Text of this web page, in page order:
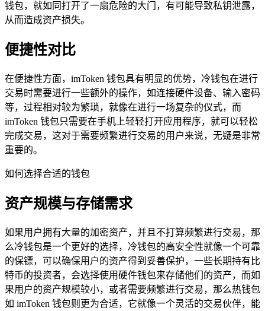
钱包，就如同打开了一扇危险的大门，有可能导致私钥泄露，
从而造成资产损失。
便捷性对比
在便捷性方面，imToken 钱包具有明显的优势，冷钱包在进行
交易时需要进行一些额外的操作，如连接硬件设备、输入密码
等，过程相对较为繁琐，就像在进行一场复杂的仪式，而
imToken 钱包只需要在手机上轻轻打开应用程序，就可以轻松
完成交易，这对于需要频繁进行交易的用户来说，无疑是非常
重要的。
如何选择合适的钱包
资产规模与存储需求
如果用户拥有大量的加密资产，并且不打算频繁进行交易，那
么冷钱包是一个更好的选择，冷钱包的高安全性就像一个可靠
的保镖，可以确保用户的资产得到妥善保护，一些长期持有比
特币的投资者，会选择使用硬件钱包来存储他们的资产，而如
果用户的资产规模较小，或者需要频繁进行交易，那么热钱包
如 imToken 钱包则更为合适，它就像一个灵活的交易伙伴，能